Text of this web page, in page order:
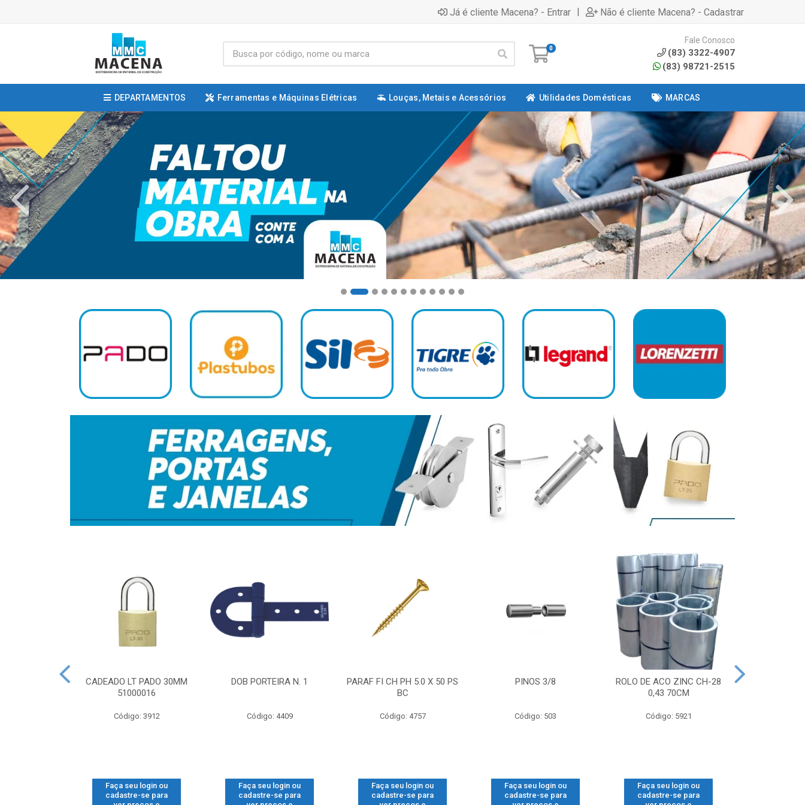
Já é cliente Macena? - Entrar | Não é cliente Macena? - Cadastrar
0
Fale Conosco
(83) 3322-4907
(83) 98721-2515
DEPARTAMENTOS Ferramentas e Máquinas Elétricas Louças, Metais e Acessórios Utilidades Domésticas MARCAS
CADEADO LT PADO 30MM
51000016
Código: 3912
Faça seu login ou
cadastre-se para
DOB PORTEIRA N. 1
Código: 4409
Faça seu login ou
cadastre-se para
PARAF FI CH PH 5.0 X 50 PS
BC
Código: 4757
Faça seu login ou
cadastre-se para
PINOS 3/8
Código: 503
Faça seu login ou
cadastre-se para
ROLO DE ACO ZINC CH-28
0,43 70CM
Código: 5921
Faça seu login ou
cadastre-se para